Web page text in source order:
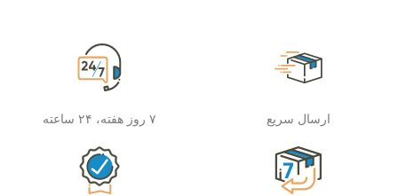
ارسال سریع ۷ روز هفته، ۲۴ ساعته